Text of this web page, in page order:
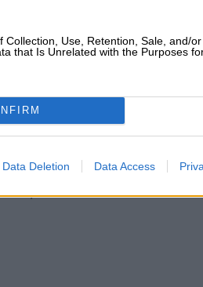
Collection, Use, Retention, Sale, and/
that Is Unrelated with the Purposes
Data Deletion Data Access
ΚΙΛΟ